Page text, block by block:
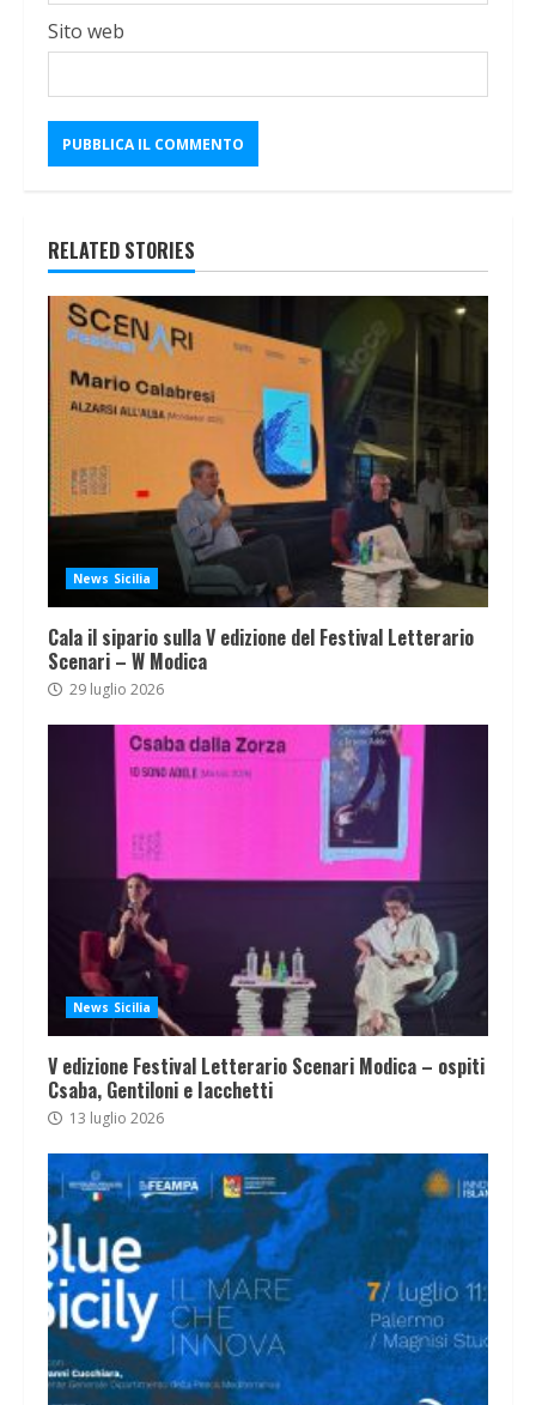
Sito web
RELATED STORIES
News Sicilia
Cala il sipario sulla V edizione del Festival Letterario
Scenari – W Modica
29 luglio 2026
News Sicilia
V edizione Festival Letterario Scenari Modica – ospiti
Csaba, Gentiloni e Iacchetti
13 luglio 2026